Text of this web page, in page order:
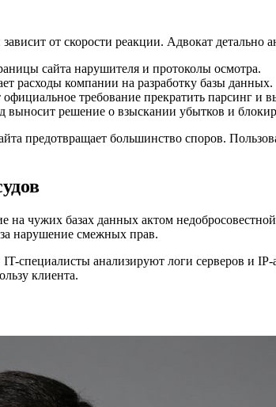
от скорости реакции. Адвокат
сайта нарушителя и протоколы осмотра.
расходы компании на разработку базы данных.
требование прекратить парсинг и
решение о взыскании убытков и
предотвращает большинство споров.
на чужих базах данных актом
нарушение смежных прав.
специалисты анализируют логи серверов и
клиента.